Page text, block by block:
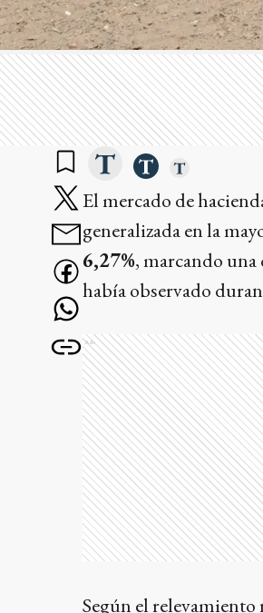
El mercado de
generalizada en la
6,27%, marcando
había observado
Ads
Según el relevamiento